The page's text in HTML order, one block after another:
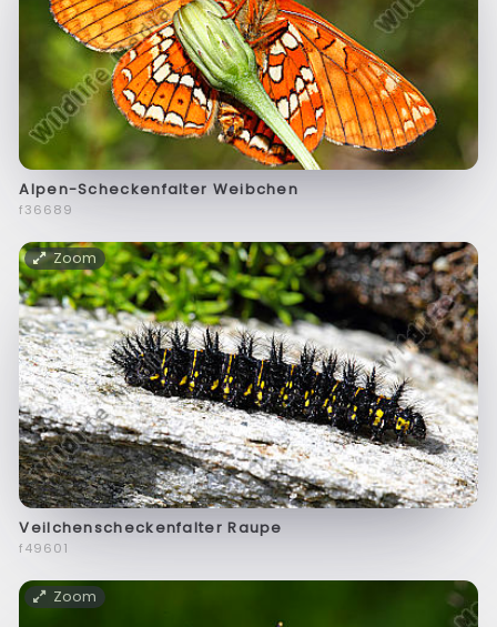
Alpen-Scheckenfalter Weibchen
f36689
Zoom
Veilchenscheckenfalter Raupe
f49601
Zoom